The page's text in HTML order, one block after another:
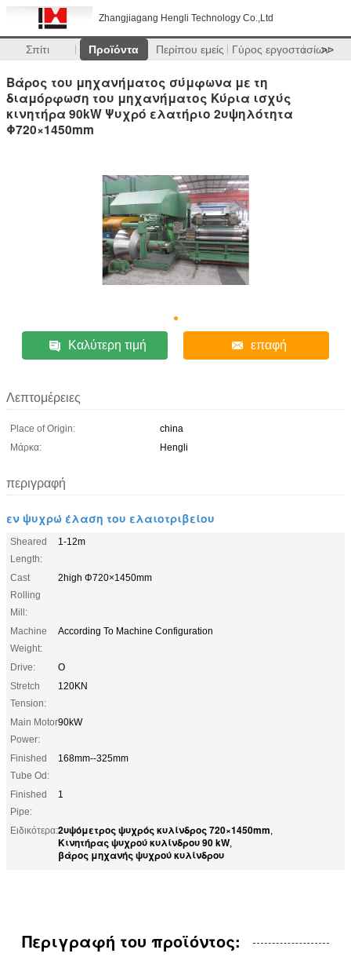
Zhangjiagang Hengli Technology Co.,Ltd
Σπίτι Προϊόντα Περίπου εμείς Γύρος εργοστασίων
>>
Βάρος του μηχανήματος σύμφωνα με τη
διαμόρφωση του μηχανήματος Κύρια ισχύς
κινητήρα 90kW Ψυχρό ελατήριο 2υψηλότητα
Φ720×1450mm
Καλύτερη τιμή επαφή
Λεπτομέρειες
Place of Origin:
china
Μάρκα:
Hengli
περιγραφή
εν ψυχρώ έλαση του ελαιοτριβείου
Sheared
Length:
1-12m
Cast
Rolling
Mill:
2high Φ720×1450mm
Machine
Weight:
According To Machine Configuration
Drive:
O
Stretch
Tension:
120KN
Main Motor
Power:
90kW
Finished
Tube Od:
168mm--325mm
Finished
Pipe:
1
Ειδικότερα:2υψόμετρος ψυχρός κυλίνδρος 720×1450mm,
Κινητήρας ψυχρού κυλίνδρου 90 kW,
βάρος μηχανής ψυχρού κυλίνδρου
Περιγραφή του προϊόντος: